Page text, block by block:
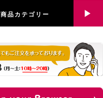
商品カテゴリー